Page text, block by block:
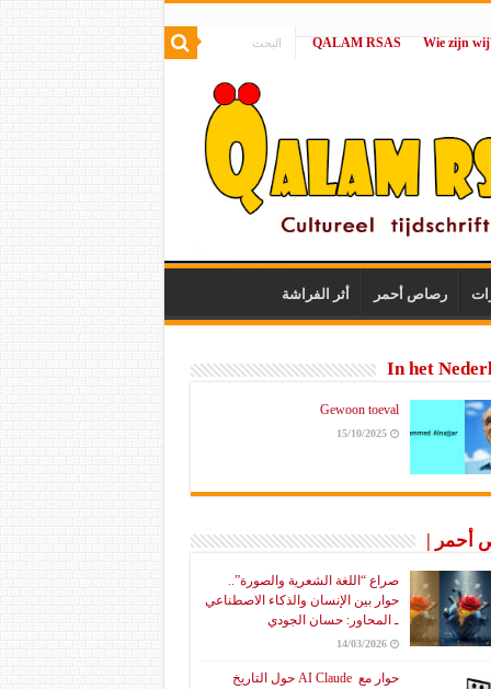
|
QALAM RSAS
رصاص أحمر أثر الفراشة
In het
Gewoon toeval
15/10/2025
أحمر |
صراع “اللغة الشعرية والصورة”..
حوار بين الإنسان والذكاء الاصطناعي
ـ المحاور: حسان الجودي
14/03/2026
حوار مع AI Claude حول التاريخ